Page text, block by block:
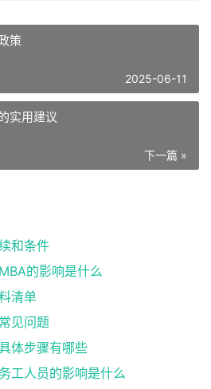
策
2025-06-11
实用建议
下一篇 »
和条件
的影响是什么
清单
见问题
体步骤有哪些
工人员的影响是什么